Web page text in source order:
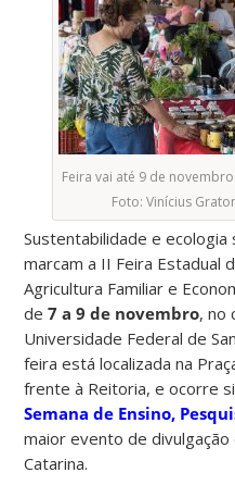
Feira vai até 9 de
Foto: Vinícius
Sustentabilidade e
marcam a II Feira Estadual
Agricultura Familiar e
de7 a 9 de novembro, no
Universidade Federal de
feira está localizada na
frente à Reitoria, e ocorre
Semana de Ensino,
maior evento de divulgação
Catarina.